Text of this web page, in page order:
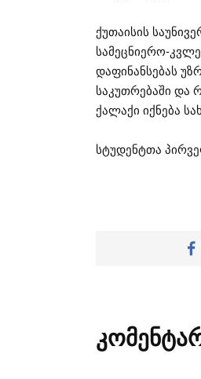
ქუთაისის
სამეცნიერო-
დაფინანსებას
საკუთრებაში და
ქალაქი იქნება
სტუდენტთა